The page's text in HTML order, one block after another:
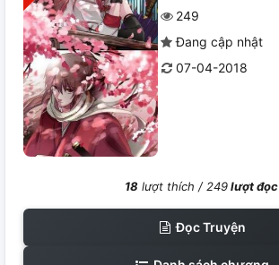
249
Đang cập nhật
07-04-2018
18lượt thích /249lượt đọc
Đọc Truyện